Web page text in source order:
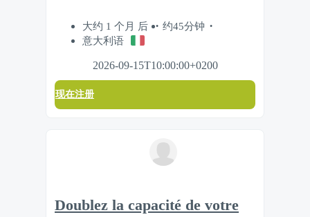
大约 1 个月 后
约45分钟
意大利语
2026-09-15T10:00:00+0200
现在注册
Doublez la capacité de votre